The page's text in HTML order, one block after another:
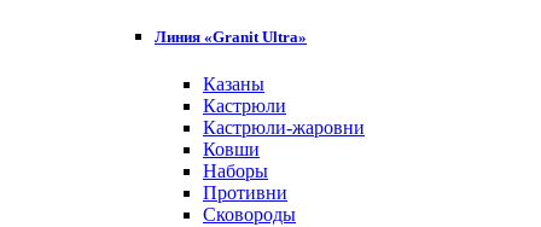
Линия «Granit Ultra»
Казаны
Кастрюли
Кастрюли-жаровни
Ковши
Наборы
Противни
Сковороды